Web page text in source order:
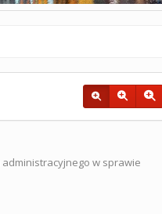
administracyjnego w sprawie